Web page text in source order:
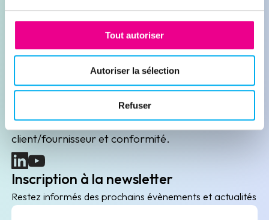
Tout autoriser
Autoriser la sélection
Refuser
Demander une démonstration
Leader de l'information sur les entreprises depuis
plus de 130 ans, ELLISPHERE accompagne les
acteurs économiques dans leurs problématiques
B2B de data marketing, gestion des risques
client/fournisseur et conformité.
(nouvelle fenêtre)
(nouvelle fenêtre)
Inscription à la newsletter
Restez informés des prochains évènements et actualités